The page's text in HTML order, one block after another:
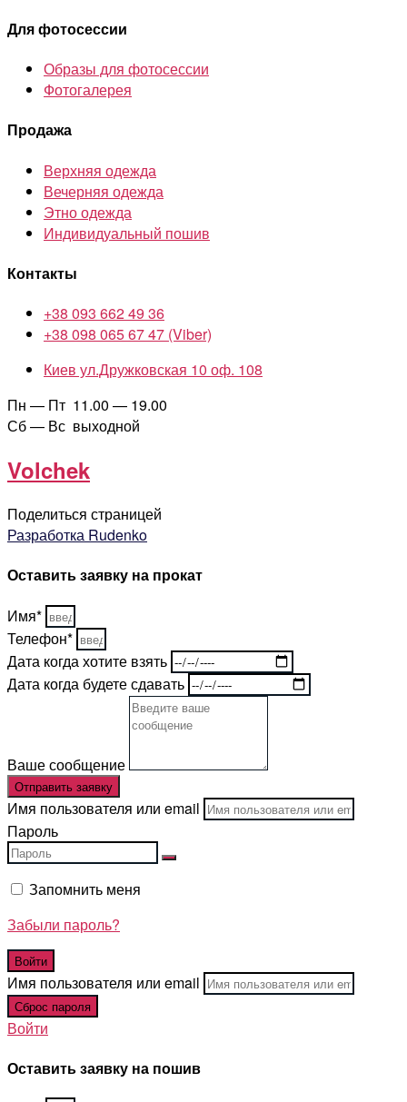
Для фотосессии
Образы для фотосессии
Фотогалерея
Продажа
Верхняя одежда
Вечерняя одежда
Этно одежда
Индивидуальный пошив
Контакты
+38 093 662 49 36
+38 098 065 67 47 (Viber)
Киев ул.Дружковская 10 оф. 108
Пн — Пт 11.00 — 19.00
Сб — Вс выходной
Volchek
Поделиться страницей
Разработка Rudenko
Оставить заявку на прокат
Имя*
Телефон*
Дата когда хотите взять
Дата когда будете сдавать
Ваше сообщение
Отправить заявку
Имя пользователя или email
Пароль
Запомнить меня
Забыли пароль?
Имя пользователя или email
Войти
Оставить заявку на пошив